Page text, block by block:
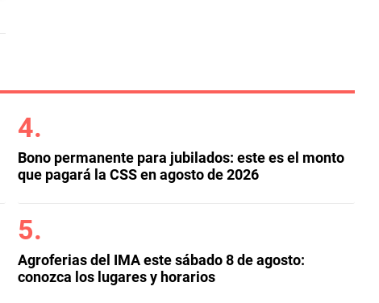
Bono permanente para jubilados: este es el monto
que pagará la CSS en agosto de 2026
Agroferias del IMA este sábado 8 de agosto:
conozca los lugares y horarios